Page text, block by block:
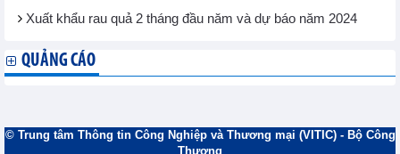
Xuất khẩu rau quả 2 tháng đầu năm và dự báo năm 2024
QUẢNG CÁO
© Trung tâm Thông tin Công Nghiệp và Thương mại (VITIC) - Bộ Công
Thương